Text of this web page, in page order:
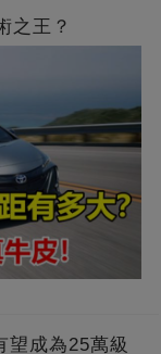
之王？
望成為25萬級